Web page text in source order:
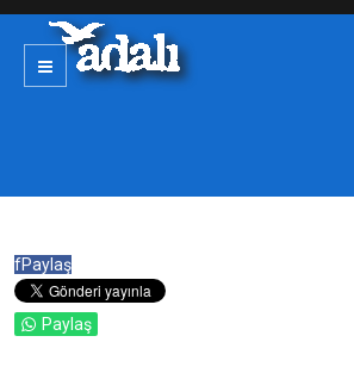
fPaylaş
Paylaş